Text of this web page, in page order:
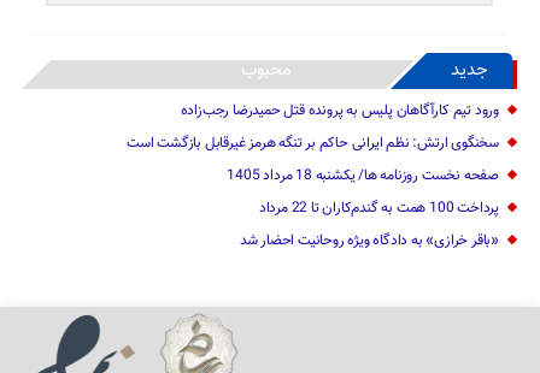
جدید محبوب
ورود تیم کارآگاهان پلیس به پرونده قتل حمیدرضا رجب‌زاده
سخنگوی ارتش: نظم ایرانی حاکم بر تنگه هرمز غیرقابل بازگشت است
صفحه نخست روزنامه ها/ یکشنبه 18 مرداد 1405
پرداخت 100 همت به گندم‌کاران تا 22 مرداد
«باقر خرازی» به دادگاه ویژه روحانیت احضار شد